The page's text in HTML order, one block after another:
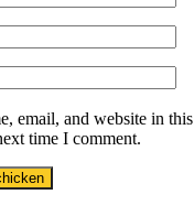
email, and website in this
time I comment.